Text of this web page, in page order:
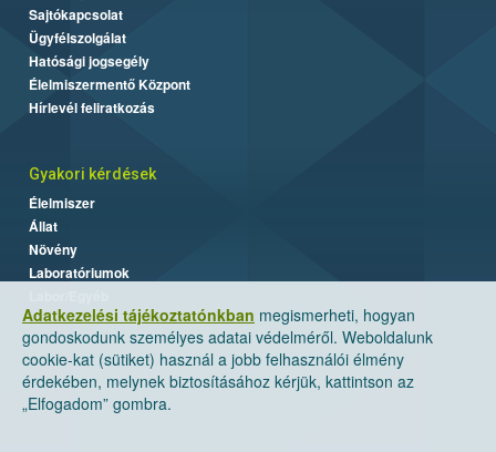
Adatkezelési tájékoztatónkban megismerheti, hogyan
gondoskodunk személyes adatai védelméről. Weboldalunk
cookie-kat (sütiket) használ a jobb felhasználói élmény
érdekében, melynek biztosításához kérjük, kattintson az
„Elfogadom” gombra.
Sajtókapcsolat
Ügyfélszolgálat
Hatósági jogsegély
Élelmiszermentő Központ
Hírlevél feliratkozás
Gyakori kérdések
Élelmiszer
Állat
Növény
Laboratóriumok